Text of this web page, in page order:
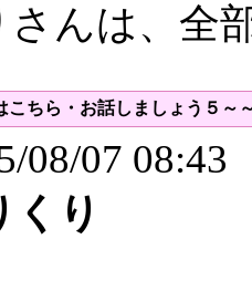
さんは、全
こちら・お話しましょう５～
08/07 08:43
くり